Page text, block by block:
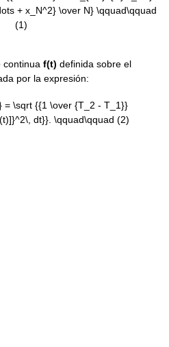
continua f(t) definida sobre el
por la expresión: